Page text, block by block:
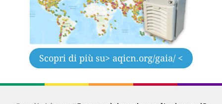
Scopri di più su> aqicn.org/gaia/ <